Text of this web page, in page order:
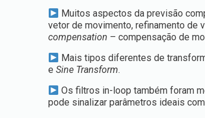
Muitos aspectos da previsão
vetor de movimento, refinamento de
compensation – compensação de
Mais tipos diferentes de
eSine Transform.
Os filtros in-loop também foram
pode sinalizar parâmetros ideais com